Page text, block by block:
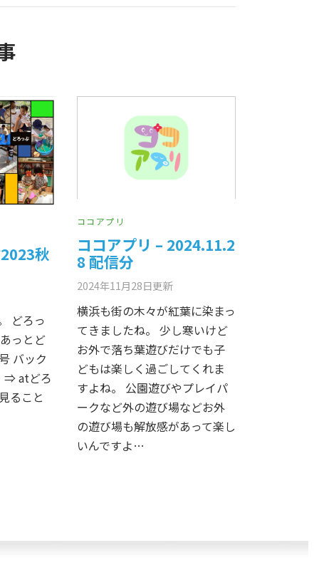
秋
どろっ
っとど
バック
⇒ atどろ
ること
ココアプリ
ココアプリ – 2024.11.2
8 配信分
2024年11月28日更新
横浜も街の木々が紅葉に染まっ
てきましたね。 少し寒いけど
お外で落ち葉遊びだけでも子
どもは楽しく過ごしてくれま
すよね。 公園遊びやプレイパ
ークなど外の遊び場などお外
の遊び場も解放感があって楽し
いんですよ…